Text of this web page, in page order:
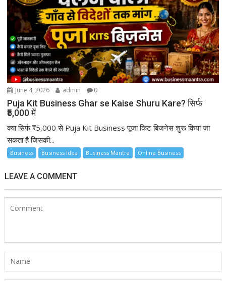
June 4, 2026 admin 0
Puja Kit Business Ghar se Kaise Shuru Kare? सिर्फ
₹5,000 में
क्या सिर्फ ₹5,000 से Puja Kit Business पूजा किट बिजनेस शुरू किया जा
सकता है जिसकी...
Business Business Idea Business Mantra Online Business
LEAVE A COMMENT